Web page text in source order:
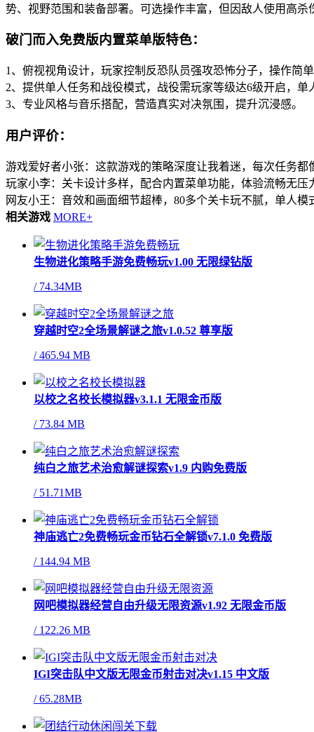
势、视野范围和装备部署。可选操作丰富，但因敌人使用高
破门而入免费版内置菜单版特色：
1、俯视视角设计，玩家控制反恐队员强攻恐怖分子，操作简
2、提供单人任务和战役模式，战役需玩家等级达6级开启，
3、专业风格与音乐搭配，营造真实对决氛围，提升沉浸感。
用户评价：
游戏爱好者小张：这款游戏的策略深度让我着迷，每次任务
玩家小李：关卡设计多样，配合内置菜单功能，体验流畅无压
网友小王：音效和画面细节超棒，80多个关卡玩不腻，单人模
相关游戏 MORE+
生物进化策略手游免费畅玩v1.00 无限绿钻版
/74.34MB
穿越时空2全场景解谜之旅v1.0.52 尊享版
/465.94 MB
以校之名校长模拟器v3.1.1 无限金币版
/73.84 MB
纯白之旅艺术治愈解谜探索v1.9 内购免费版
/51.71MB
神庙逃亡2免费畅玩金币钻石全解锁v7.1.0 免费版
/144.94 MB
网吧模拟器经营自由升级无限资源v1.92 无限金币版
/122.26 MB
IGI突击队中文版无限金币射击对决v1.15 中文版
/65.28MB